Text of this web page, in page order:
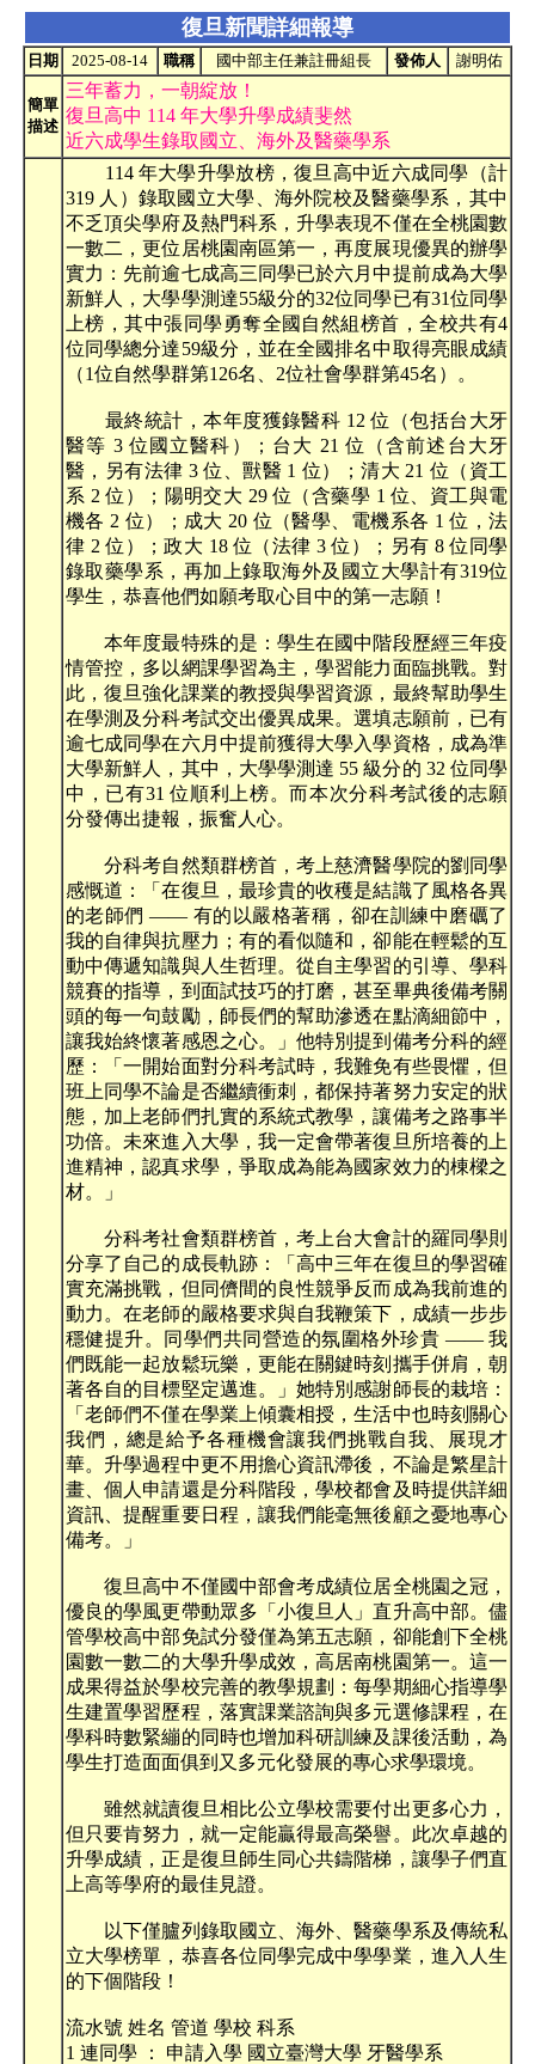
復旦新聞詳細報導
日期 2025-08-14 職稱 國中部主任兼註冊組長 發佈人 謝明佑
簡單
描述
三年蓄力，一朝綻放！
復旦高中 114 年大學升學成績斐然
近六成學生錄取國立、海外及醫藥學系
114 年大學升學放榜，復旦高中近六成同學（計
319 人）錄取國立大學、海外院校及醫藥學系，其中
不乏頂尖學府及熱門科系，升學表現不僅在全桃園數
一數二，更位居桃園南區第一，再度展現優異的辦學
實力：先前逾七成高三同學已於六月中提前成為大學
新鮮人，大學學測達55級分的32位同學已有31位同學
上榜，其中張同學勇奪全國自然組榜首，全校共有4
位同學總分達59級分，並在全國排名中取得亮眼成績
（1位自然學群第126名、2位社會學群第45名）。
最終統計，本年度獲錄醫科 12 位（包括台大牙
醫等 3 位國立醫科）；台大 21 位（含前述台大牙
醫，另有法律 3 位、獸醫 1 位）；清大 21 位（資工
系 2 位）；陽明交大 29 位（含藥學 1 位、資工與電
機各 2 位）；成大 20 位（醫學、電機系各 1 位，法
律 2 位）；政大 18 位（法律 3 位）；另有 8 位同學
錄取藥學系，再加上錄取海外及國立大學計有319位
學生，恭喜他們如願考取心目中的第一志願！
本年度最特殊的是：學生在國中階段歷經三年疫
情管控，多以網課學習為主，學習能力面臨挑戰。對
此，復旦強化課業的教授與學習資源，最終幫助學生
在學測及分科考試交出優異成果。選填志願前，已有
逾七成同學在六月中提前獲得大學入學資格，成為準
大學新鮮人，其中，大學學測達 55 級分的 32 位同學
中，已有31 位順利上榜。而本次分科考試後的志願
分發傳出捷報，振奮人心。
分科考自然類群榜首，考上慈濟醫學院的劉同學
感慨道：「在復旦，最珍貴的收穫是結識了風格各異
的老師們 —— 有的以嚴格著稱，卻在訓練中磨礪了
我的自律與抗壓力；有的看似隨和，卻能在輕鬆的互
動中傳遞知識與人生哲理。從自主學習的引導、學科
競賽的指導，到面試技巧的打磨，甚至畢典後備考關
頭的每一句鼓勵，師長們的幫助滲透在點滴細節中，
讓我始終懷著感恩之心。」他特別提到備考分科的經
歷：「一開始面對分科考試時，我難免有些畏懼，但
班上同學不論是否繼續衝刺，都保持著努力安定的狀
態，加上老師們扎實的系統式教學，讓備考之路事半
功倍。未來進入大學，我一定會帶著復旦所培養的上
進精神，認真求學，爭取成為能為國家效力的棟樑之
材。」
分科考社會類群榜首，考上台大會計的羅同學則
分享了自己的成長軌跡：「高中三年在復旦的學習確
實充滿挑戰，但同儕間的良性競爭反而成為我前進的
動力。在老師的嚴格要求與自我鞭策下，成績一步步
穩健提升。同學們共同營造的氛圍格外珍貴 —— 我
們既能一起放鬆玩樂，更能在關鍵時刻攜手併肩，朝
著各自的目標堅定邁進。」她特別感謝師長的栽培：
「老師們不僅在學業上傾囊相授，生活中也時刻關心
我們，總是給予各種機會讓我們挑戰自我、展現才
華。升學過程中更不用擔心資訊滯後，不論是繁星計
畫、個人申請還是分科階段，學校都會及時提供詳細
資訊、提醒重要日程，讓我們能毫無後顧之憂地專心
備考。」
復旦高中不僅國中部會考成績位居全桃園之冠，
優良的學風更帶動眾多「小復旦人」直升高中部。儘
管學校高中部免試分發僅為第五志願，卻能創下全桃
園數一數二的大學升學成效，高居南桃園第一。這一
成果得益於學校完善的教學規劃：每學期細心指導學
生建置學習歷程，落實課業諮詢與多元選修課程，在
學科時數緊繃的同時也增加科研訓練及課後活動，為
學生打造面面俱到又多元化發展的專心求學環境。
雖然就讀復旦相比公立學校需要付出更多心力，
但只要肯努力，就一定能贏得最高榮譽。此次卓越的
升學成績，正是復旦師生同心共鑄階梯，讓學子們直
上高等學府的最佳見證。
以下僅臚列錄取國立、海外、醫藥學系及傳統私
立大學榜單，恭喜各位同學完成中學學業，進入人生
的下個階段！
流水號 姓名 管道 學校 科系
1 連同學 ： 申請入學 國立臺灣大學 牙醫學系